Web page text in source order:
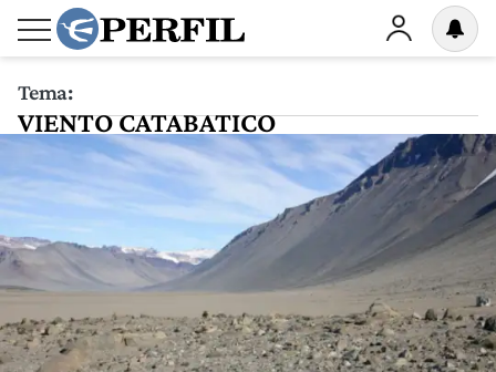
Tema:
VIENTO CATABATICO